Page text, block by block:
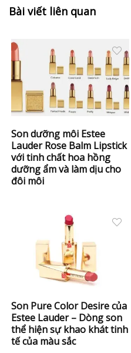
Bài viết liên quan
Son dưỡng môi Estee
Lauder Rose Balm Lipstick
với tinh chất hoa hồng
dưỡng ẩm và làm dịu cho
đôi môi
Son Pure Color Desire của
Estee Lauder – Dòng son
thể hiện sự khao khát tinh
tế của màu sắc